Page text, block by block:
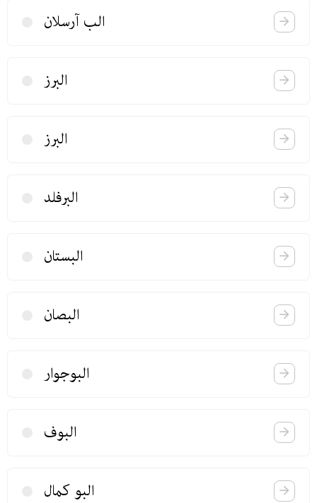
الب آرسلان
البرز
البرز
البرفلد
البستان
البصان
البوجوار
البوف
البو كمال